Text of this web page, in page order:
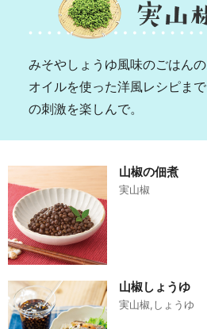
みそやしょうゆ風味のごはん
オイルを使った洋風レシピま
の刺激を楽しんで。
山椒の佃煮
実山椒
山椒しょうゆ
実山椒,しょうゆ